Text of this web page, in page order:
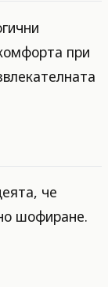
при
че
шофиране.